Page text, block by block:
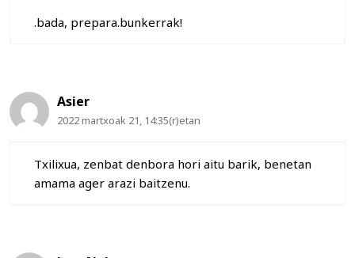
.bada, prepara.bunkerrak!
Asier
2022 martxoak 21, 14:35(r)etan
Txilixua, zenbat denbora hori aitu barik, benetan
amama ager arazi baitzenu.